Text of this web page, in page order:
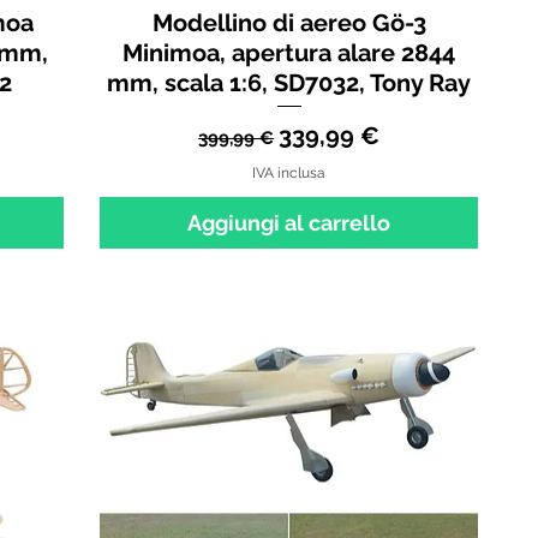
Modellino di aereo Gö-3
Minimoa, apertura alare 2844
mm, scala 1:6, SD7032, Tony Ray
Prezzo regolare
399,99 € Prezzo scontato
339,99 €
IVA inclusa
Aggiungi al carrello